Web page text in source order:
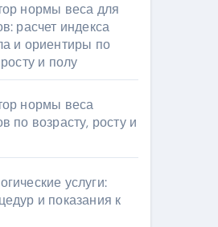
нормы веса для
расчет индекса
и ориентиры по
и полу
нормы веса
по возрасту, росту и
услуги:
и показания к